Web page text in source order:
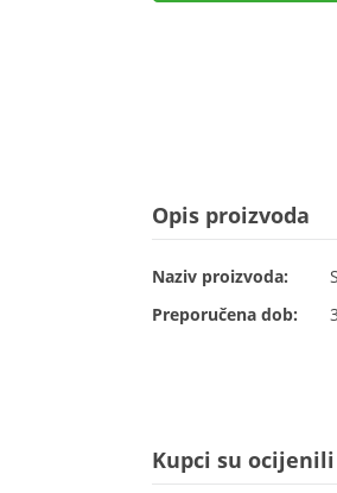
Opis proizvoda
Naziv proizvoda:
Preporučena dob:
Kupci su ocijenili